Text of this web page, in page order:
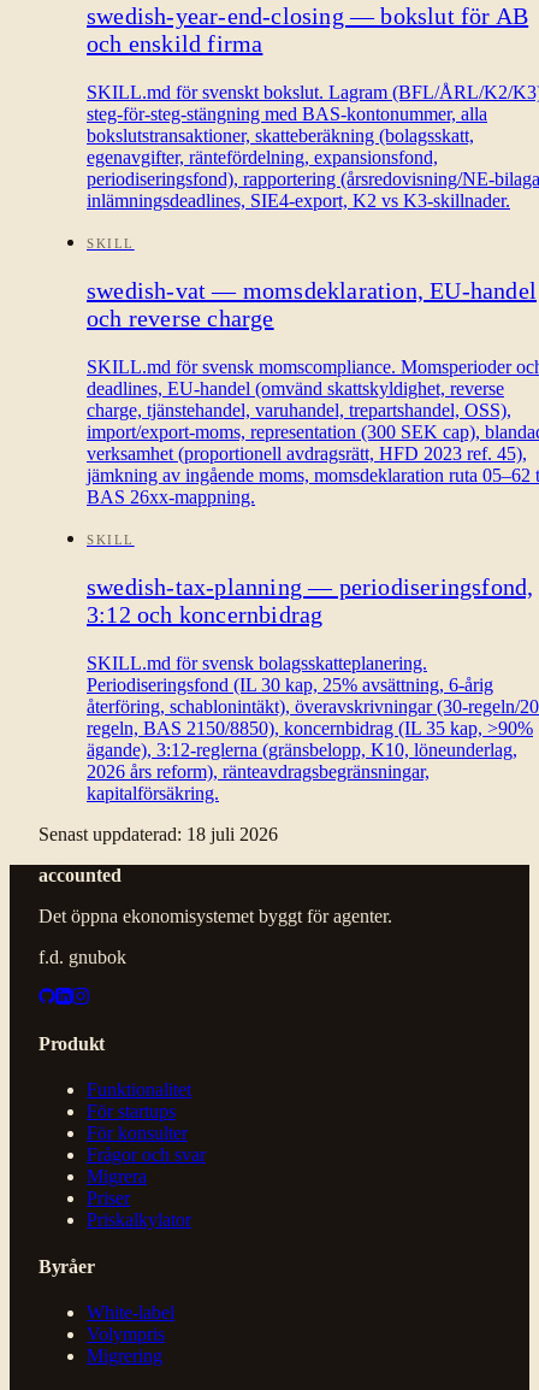
swedish-year-end-closing — bokslut för AB
och enskild firma
SKILL.md för svenskt bokslut. Lagram (BFL/ÅRL/K2/
steg-för-steg-stängning med BAS-kontonummer, alla
bokslutstransaktioner, skatteberäkning (bolagsskatt,
egenavgifter, räntefördelning, expansionsfond,
periodiseringsfond), rapportering (årsredovisning/NE-
inlämningsdeadlines, SIE4-export, K2 vs K3-skillnader.
SKILL
swedish-vat — momsdeklaration, EU-handel
och reverse charge
SKILL.md för svensk momscompliance. Momsperioder
deadlines, EU-handel (omvänd skattskyldighet, reverse
charge, tjänstehandel, varuhandel, trepartshandel, OSS),
import/export-moms, representation (300 SEK cap),
verksamhet (proportionell avdragsrätt, HFD 2023 ref. 45),
jämkning av ingående moms, momsdeklaration ruta 05–62
BAS 26xx-mappning.
SKILL
swedish-tax-planning — periodiseringsfond,
3:12 och koncernbidrag
SKILL.md för svensk bolagsskatteplanering.
Periodiseringsfond (IL 30 kap, 25% avsättning, 6-årig
återföring, schablonintäkt), överavskrivningar (30-regeln/
regeln, BAS 2150/8850), koncernbidrag (IL 35 kap, >90%
ägande), 3:12-reglerna (gränsbelopp, K10, löneunderlag,
2026 års reform), ränteavdragsbegränsningar,
kapitalförsäkring.
Senast uppdaterad: 18 juli 2026
accounted
Det öppna ekonomisystemet byggt för agenter.
f.d. gnubok
Produkt
Funktionalitet
För startups
För konsulter
Frågor och svar
Migrera
Priser
Priskalkylator
Byråer
White-label
Volympris
Migrering